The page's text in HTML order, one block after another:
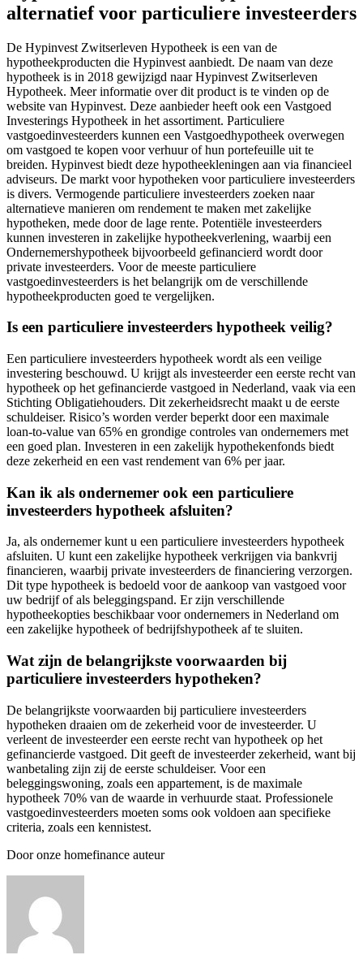
alternatief voor particuliere investeerders
De Hypinvest Zwitserleven Hypotheek is een van de
hypotheekproducten die Hypinvest aanbiedt. De naam van deze
hypotheek is in 2018 gewijzigd naar Hypinvest Zwitserleven
Hypotheek. Meer informatie over dit product is te vinden op de
website van Hypinvest. Deze aanbieder heeft ook een Vastgoed
Investerings Hypotheek in het assortiment. Particuliere
vastgoedinvesteerders kunnen een Vastgoedhypotheek overwegen
om vastgoed te kopen voor verhuur of hun portefeuille uit te
breiden. Hypinvest biedt deze hypotheekleningen aan via financieel
adviseurs. De markt voor hypotheken voor particuliere investeerders
is divers. Vermogende particuliere investeerders zoeken naar
alternatieve manieren om rendement te maken met zakelijke
hypotheken, mede door de lage rente. Potentiële investeerders
kunnen investeren in zakelijke hypotheekverlening, waarbij een
Ondernemershypotheek bijvoorbeeld gefinancierd wordt door
private investeerders. Voor de meeste particuliere
vastgoedinvesteerders is het belangrijk om de verschillende
hypotheekproducten goed te vergelijken.
Is een particuliere investeerders hypotheek veilig?
Een particuliere investeerders hypotheek wordt als een veilige
investering beschouwd. U krijgt als investeerder een eerste recht van
hypotheek op het gefinancierde vastgoed in Nederland, vaak via een
Stichting Obligatiehouders. Dit zekerheidsrecht maakt u de eerste
schuldeiser. Risico’s worden verder beperkt door een maximale
loan-to-value van 65% en grondige controles van ondernemers met
een goed plan. Investeren in een zakelijk hypothekenfonds biedt
deze zekerheid en een vast rendement van 6% per jaar.
Kan ik als ondernemer ook een particuliere
investeerders hypotheek afsluiten?
Ja, als ondernemer kunt u een particuliere investeerders hypotheek
afsluiten. U kunt een zakelijke hypotheek verkrijgen via bankvrij
financieren, waarbij private investeerders de financiering verzorgen.
Dit type hypotheek is bedoeld voor de aankoop van vastgoed voor
uw bedrijf of als beleggingspand. Er zijn verschillende
hypotheekopties beschikbaar voor ondernemers in Nederland om
een zakelijke hypotheek of bedrijfshypotheek af te sluiten.
Wat zijn de belangrijkste voorwaarden bij
particuliere investeerders hypotheken?
De belangrijkste voorwaarden bij particuliere investeerders
hypotheken draaien om de zekerheid voor de investeerder. U
verleent de investeerder een eerste recht van hypotheek op het
gefinancierde vastgoed. Dit geeft de investeerder zekerheid, want bij
wanbetaling zijn zij de eerste schuldeiser. Voor een
beleggingswoning, zoals een appartement, is de maximale
hypotheek 70% van de waarde in verhuurde staat. Professionele
vastgoedinvesteerders moeten soms ook voldoen aan specifieke
criteria, zoals een kennistest.
Door onze homefinance auteur